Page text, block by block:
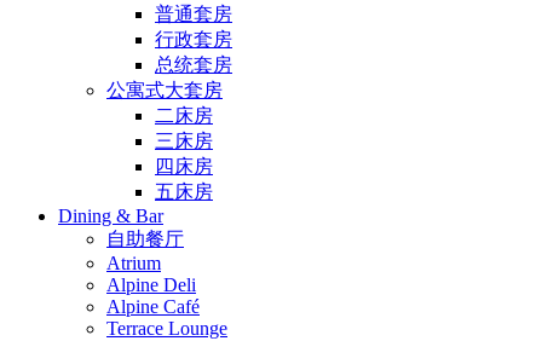
普通套房
行政套房
总统套房
公寓式大套房
二床房
三床房
四床房
五床房
Dining & Bar
自助餐厅
Atrium
Alpine Deli
Alpine Café
Terrace Lounge